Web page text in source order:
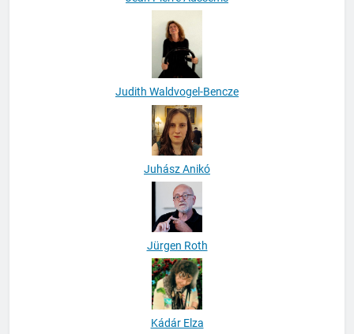
Judith Waldvogel-Bencze
Juhász Anikó
Jürgen Roth
Kádár Elza